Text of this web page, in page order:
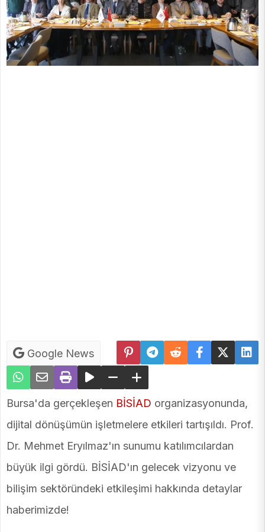
Google News
Bursa'da gerçekleşen BİSİAD organizasyonunda,
dijital dönüşümün işletmelere etkileri tartışıldı. Prof.
Dr. Mehmet Eryılmaz'ın sunumu katılımcılardan
büyük ilgi gördü. BİSİAD'ın gelecek vizyonu ve
bilişim sektöründeki etkileşimi hakkında detaylar
haberimizde!